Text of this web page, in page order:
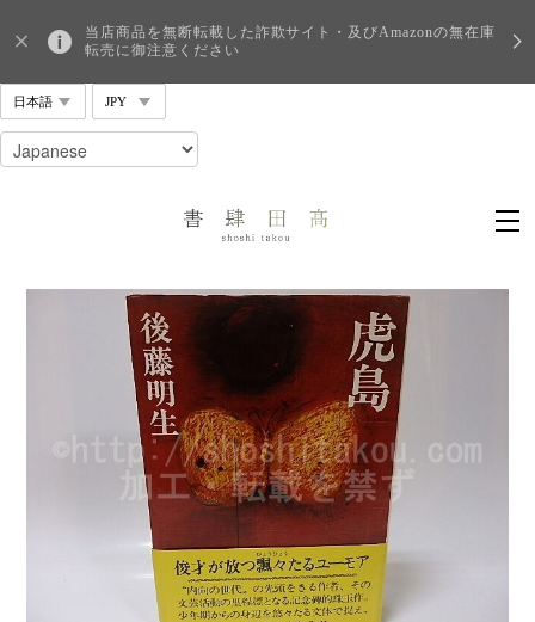
当店商品を無断転載した詐欺サイト・及びAmazonの無在庫
転売に御注意ください